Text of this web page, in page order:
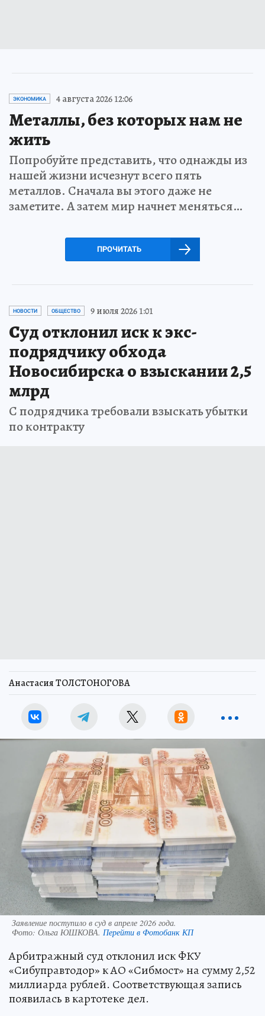
ЭКОНОМИКА 4 августа 2026 12:06
Металлы, без которых нам не
жить
Попробуйте представить, что однажды из
нашей жизни исчезнут всего пять
металлов. Сначала вы этого даже не
заметите. А затем мир начнет меняться…
ПРОЧИТАТЬ
НОВОСТИ ОБЩЕСТВО 9 июля 2026 1:01
Суд отклонил иск к экс-
подрядчику обхода
Новосибирска о взыскании 2,5
млрд
С подрядчика требовали взыскать убытки
по контракту
Анастасия ТОЛСТОНОГОВА
Заявление поступило в суд в апреле 2026 года.
Фото: Ольга ЮШКОВА. Перейти в Фотобанк КП
Арбитражный суд отклонил иск ФКУ
«Сибуправтодор» к АО «Сибмост» на сумму 2,52
миллиарда рублей. Соответствующая запись
появилась в картотеке дел.